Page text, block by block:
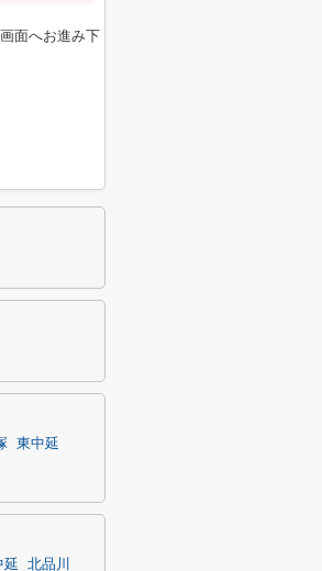
面へお進み下
東中延
延 北品川